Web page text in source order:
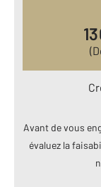
Avant de vous
évaluez la